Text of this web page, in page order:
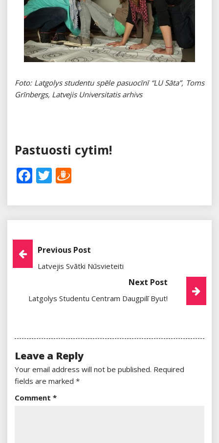
Foto: Latgolys studentu spēle pasuocīnī “LU Sāta”, Toms
Grīnbergs, Latvejis Universitatis arhivs
Pastuosti cytim!
Facebook
Twitter
Post
Navigation
Previous Post
Latvejis Svātki Nūsvieteiti
Next Post
Latgolys Studentu Centram Daugpilī Byut!
Leave a Reply
Your email address will not be published. Required
fields are marked *
Comment *